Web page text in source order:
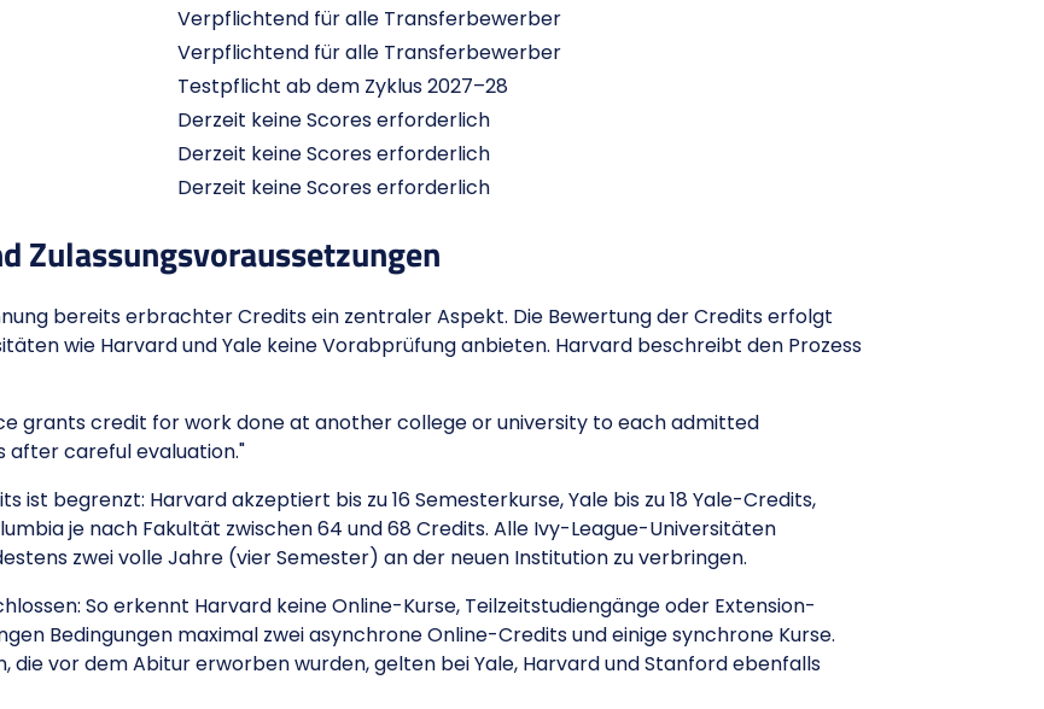
Verpflichtend für alle Transferbewerber
Verpflichtend für alle Transferbewerber
Testpflicht ab dem Zyklus 2027–28
Derzeit keine Scores erforderlich
Derzeit keine Scores erforderlich
Derzeit keine Scores erforderlich
Zulassungsvoraussetzungen
bereits erbrachter Credits ein zentraler Aspekt. Die Bewertung der Credits erfolgt
wie Harvard und Yale keine Vorabprüfung anbieten. Harvard beschreibt den Prozess
grants credit for work done at another college or university to each admitted
after careful evaluation."
ist begrenzt: Harvard akzeptiert bis zu 16 Semesterkurse, Yale bis zu 18 Yale-Credits,
je nach Fakultät zwischen 64 und 68 Credits. Alle Ivy-League-Universitäten
zwei volle Jahre (vier Semester) an der neuen Institution zu verbringen.
So erkennt Harvard keine Online-Kurse, Teilzeitstudiengänge oder Extension-
Bedingungen maximal zwei asynchrone Online-Credits und einige synchrone Kurse.
vor dem Abitur erworben wurden, gelten bei Yale, Harvard und Stanford ebenfalls